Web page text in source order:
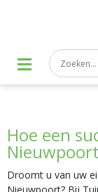
Hoe een
Droomt u van uw